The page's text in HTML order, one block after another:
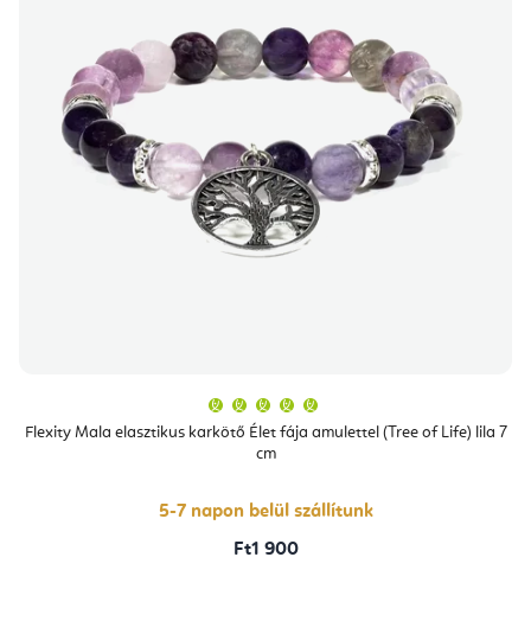
Flexity Mala elasztikus karkötő Élet fája amulettel (Tree of Life) lila 7
cm
átlagos
értékelése
csillag.
5-7 napon belül szállítunk
Ft1 900